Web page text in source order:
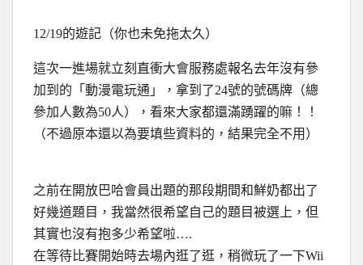
12/19的遊記（你也未免拖太久）
這次一進場就立刻直衝大會服務處報名去年沒有參
加到的「動漫電玩通」，拿到了24號的號碼牌（總
參加人數為50人），看來大家都還滿踴躍的嘛！！
（不過原本還以為要填些資料的，結果完全不用）
之前在開放巴哈會員出題的那段期間和鮮奶都出了
好幾道題目，我當然很希望自己的題目被選上，但
其實也沒有抱多少希望啦….
在等待比賽開始時去場內逛了逛，稍微玩了一下Wii